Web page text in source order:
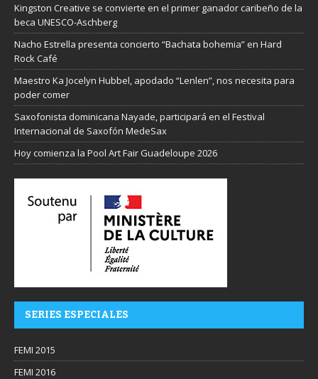
Kingston Creative se convierte en el primer ganador caribeño de la
beca UNESCO-Aschberg
Nacho Estrella presenta concierto “Bachata bohemia” en Hard
Rock Café
Maestro Ka Jocelyn Hubbel, apodado “Lenlen”, nos necesita para
poder comer
Saxofonista dominicana Nayade, participará en el Festival
Internacional de Saxofón MedeSax
Hoy comienza la Pool Art Fair Guadeloupe 2026
SERIES ESPECIALES
FEMI 2015
FEMI 2016